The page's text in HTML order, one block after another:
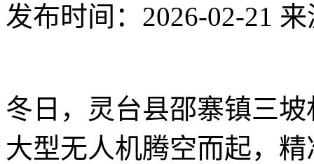
发布时间：2026-02-21
冬日，灵台县邵寨镇三
大型无人机腾空而起，